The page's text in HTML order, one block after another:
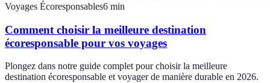
Voyages Écoresponsables6 min
Comment choisir la meilleure destination
écoresponsable pour vos voyages
Plongez dans notre guide complet pour choisir la meilleure
destination écoresponsable et voyager de manière durable en 2026.